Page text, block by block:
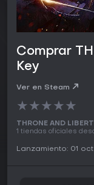
Comprar
Key
Ver en Steam
★★★★★
THRONE AND
1 tiendas oficiales
Lanzamiento: 01 oct